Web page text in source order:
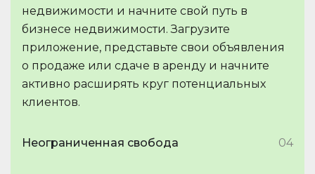
недвижимости и начните свой путь в
бизнесе недвижимости. Загрузите
приложение, представьте свои объявления
о продаже или сдаче в аренду и начните
активно расширять круг потенциальных
клиентов.
Неограниченная свобода 04